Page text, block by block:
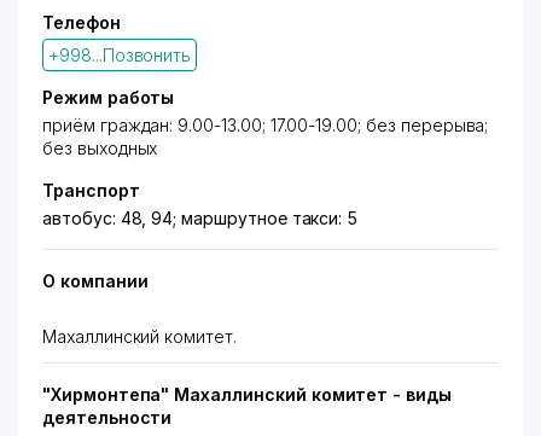
Телефон
+998...Позвонить
Режим работы
приём граждан: 9.00-13.00; 17.00-19.00; без перерыва;
без выходных
Транспорт
автобус: 48, 94; маршрутное такси: 5
О компании
Махаллинский комитет.
"Хирмонтепа" Махаллинский комитет - виды
деятельности